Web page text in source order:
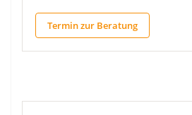
Termin zur Beratung